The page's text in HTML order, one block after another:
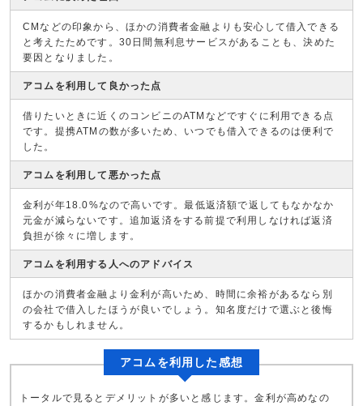
CMなどの印象から、ほかの消費者金融よりも安心して借入できる
と考えたためです。30日間無利息サービスがあることも、決めた
要因となりました。
アコムを利用して良かった点
借りたいときに近くのコンビニのATMなどですぐに利用できる点
です。提携ATMの数が多いため、いつでも借入できるのは便利で
した。
アコムを利用して悪かった点
金利が年18.0%なので高いです。最低返済額で返してもなかなか
元金が減らないです。追加返済をする前提で利用しなければ返済
負担が徐々に増します。
アコムを利用する人へのアドバイス
ほかの消費者金融より金利が高いため、時間に余裕があるなら別
の会社で借入したほうが良いでしょう。知名度だけで選ぶと後悔
するかもしれません。
アコムを利用した感想
トータルで見るとデメリットが多いと感じます。金利が高めなの